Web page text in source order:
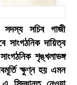
সদস্য সচিব গাজী
সাংগঠনিক দায়িত্ব
শৃঙ্খলাভঙ্গ
ক্ষুণ্ন হয় এমন